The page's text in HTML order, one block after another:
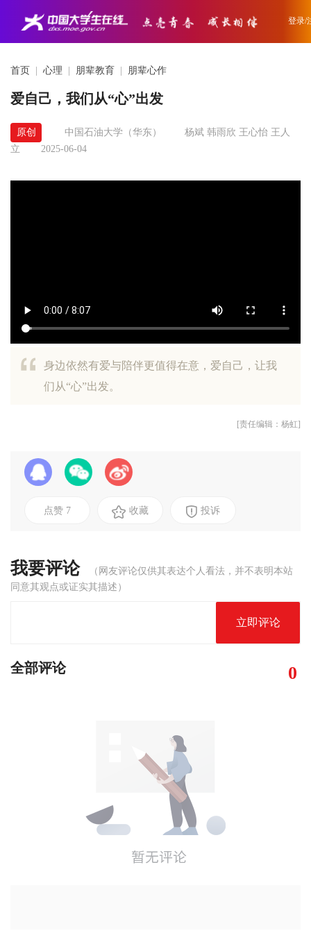
登录/
首页 心理 朋辈教育 朋辈心作
爱自己，我们从“心”出发
原创 中国石油大学（华东）
杨斌 韩雨欣 王心怡 王人
立
2025-06-04
身边依然有爱与陪伴更值得在意，爱自己，让我
们从“心”出发。
[责任编辑：杨虹]
点赞 7 收藏 投诉
我要评论
（网友评论仅供其表达个人看法，并不表明本站
同意其观点或证实其描述）
立即评论
全部评论 0